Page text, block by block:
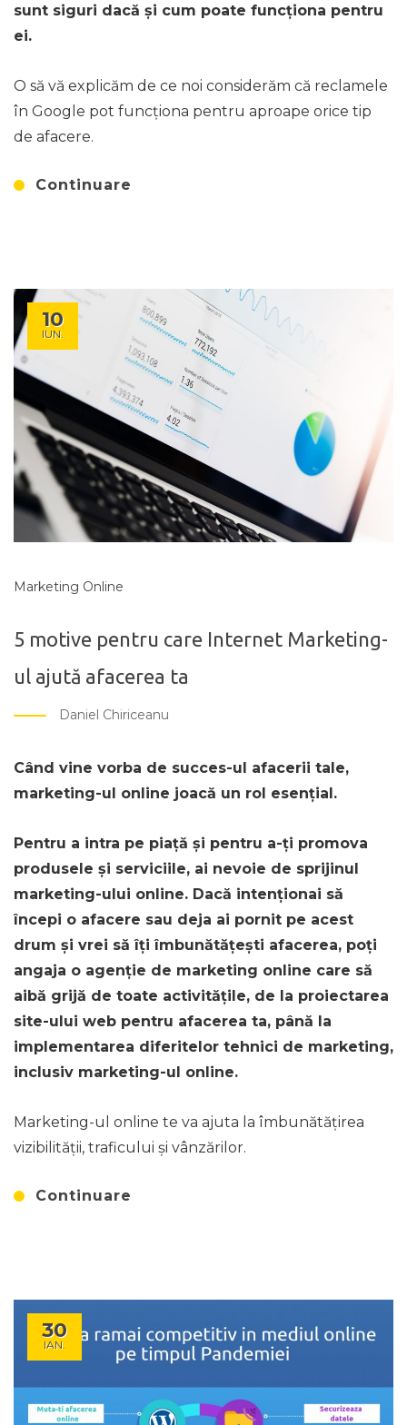
sunt siguri dacă și cum poate funcționa pentru
ei.
O să vă explicăm de ce noi considerăm că reclamele
în Google pot funcționa pentru aproape orice tip
de afacere.
Continuare
10
IUN.
Marketing Online
5 motive pentru care Internet Marketing-
ul ajută afacerea ta
Daniel Chiriceanu
Când vine vorba de succes-ul afacerii tale,
marketing-ul online joacă un rol esențial.
Pentru a intra pe piață și pentru a-ți promova
produsele și serviciile, ai nevoie de sprijinul
marketing-ului online. Dacă intenționai să
începi o afacere sau deja ai pornit pe acest
drum și vrei să îți îmbunătățești afacerea, poți
angaja o agenție de marketing online care să
aibă grijă de toate activitățile, de la proiectarea
site-ului web pentru afacerea ta, până la
implementarea diferitelor tehnici de marketing,
inclusiv marketing-ul online.
Marketing-ul online te va ajuta la îmbunătățirea
vizibilității, traficului și vânzărilor.
Continuare
30
IAN.